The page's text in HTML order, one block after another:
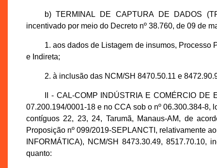
b) TERMINAL DE CAPTURA DE DADOS
incentivado por meio do Decreto nº 38.760, de 09 de
1. aos dados de Listagem de insumos, Processo
e Indireta;
2. à inclusão das NCM/SH 8470.50.11 e
II - CAL-COMP INDÚSTRIA E COMÉRCIO
07.200.194/0001-18 e no CCA sob o nº 06.300.384-8,
contíguos 22, 23, 24, Tarumã, Manaus-AM, de
Proposição nº 099/2019-SEPLANCTI, relativamente
INFORMÁTICA), NCM/SH 8473.30.49,
quanto: